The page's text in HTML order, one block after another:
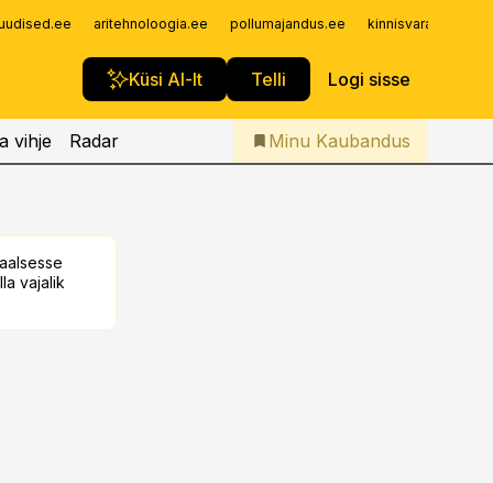
aritehnoloogia.ee pollumajandus.ee
Küsi AI-lt Telli Logi sisse
Iseteenindus
Telli Kaubandus
vihje Radar Minu Kaubandus
vajalik